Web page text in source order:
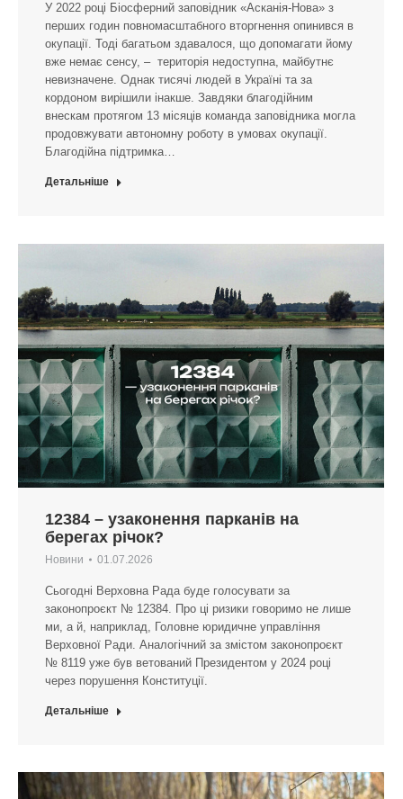
У 2022 році Біосферний заповідник «Асканія-Нова» з
перших годин повномасштабного вторгнення опинився в
окупації. Тоді багатьом здавалося, що допомагати йому
вже немає сенсу, – територія недоступна, майбутнє
невизначене. Однак тисячі людей в Україні та за
кордоном вирішили інакше. Завдяки благодійним
внескам протягом 13 місяців команда заповідника могла
продовжувати автономну роботу в умовах окупації.
Благодійна підтримка…
Детальніше
12384 – узаконення парканів на
берегах річок?
Новини 01.07.2026
Сьогодні Верховна Рада буде голосувати за
законопроєкт № 12384. Про ці ризики говоримо не лише
ми, а й, наприклад, Головне юридичне управління
Верховної Ради. Аналогічний за змістом законопроєкт
№ 8119 уже був ветований Президентом у 2024 році
через порушення Конституції.
Детальніше